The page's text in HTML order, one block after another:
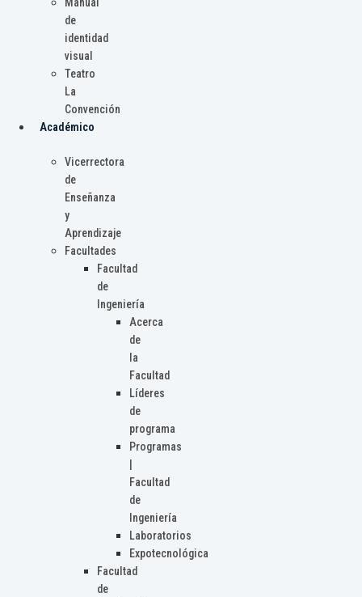
Manual
de
identidad
visual
Teatro
La
Convención
Académico
Vicerrectora
de
Enseñanza
y
Aprendizaje
Facultades
Facultad
de
Ingeniería
Acerca
de
la
Facultad
Líderes
de
programa
Programas
Facultad
de
Ingeniería
Laboratorios
Expotecnológica
Facultad
de